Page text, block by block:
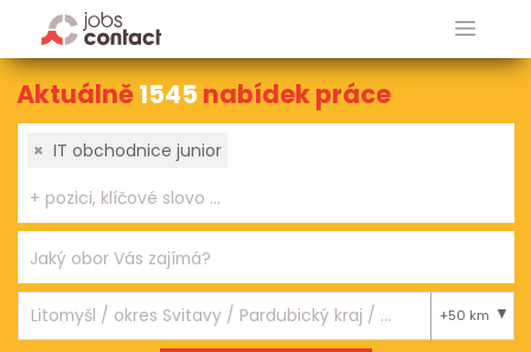
Aktuálně1545 nabídek práce
× IT obchodnice junior
+50 km